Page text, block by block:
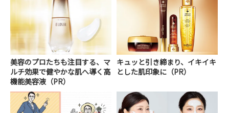
美容のプロたちも注目する、マ
ルチ効果で健やかな肌へ導く高
機能美容液（PR）
キュッと引き締まり、イキイキ
とした肌印象に（PR）